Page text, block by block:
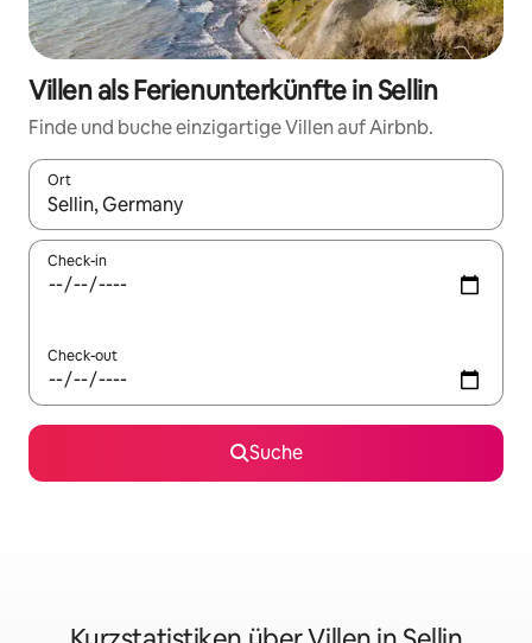
Villen als Ferienunterkünfte in Sellin
Finde und buche einzigartige Villen auf Airbnb.
Ort
Wenn Ergebnisse verfügbar sind, navigiere mit den
Check-in
Check-out
Suche